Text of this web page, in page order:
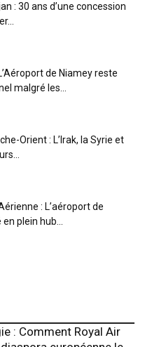
: 30 ans d’une concession
de Niamey reste
malgré les...
Orient : L’Irak, la Syrie et
: L’aéroport de
plein hub...
: Comment Royal Air